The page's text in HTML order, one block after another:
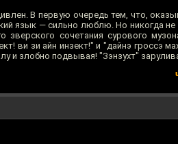
В первую очередь тем, что,
язык — сильно люблю. Но никогда
сочетания сурового
ви зи айн инзект!" и "дайнэ гроссэ
и злобно подвывая! "Зэнзухт"